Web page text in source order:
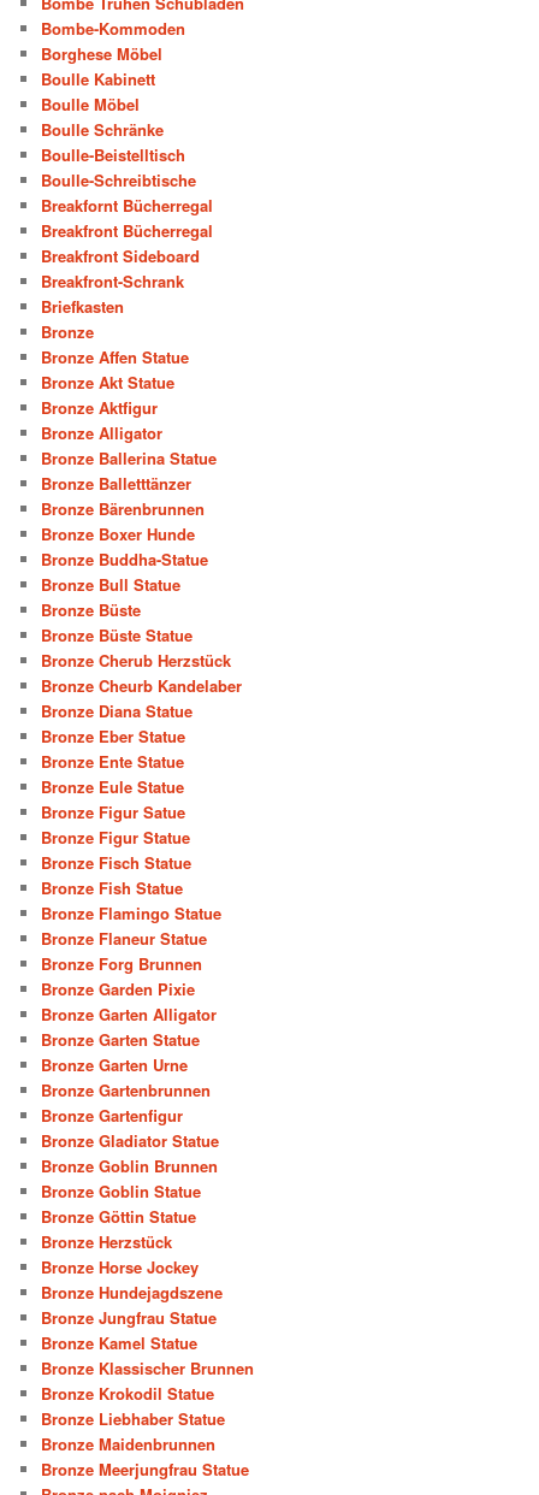
Bombe-Kommoden
Borghese Möbel
Boulle Kabinett
Boulle Möbel
Boulle Schränke
Boulle-Beistelltisch
Boulle-Schreibtische
Breakfornt Bücherregal
Breakfront Bücherregal
Breakfront Sideboard
Breakfront-Schrank
Briefkasten
Bronze
Bronze Affen Statue
Bronze Akt Statue
Bronze Aktfigur
Bronze Alligator
Bronze Ballerina Statue
Bronze Balletttänzer
Bronze Bärenbrunnen
Bronze Boxer Hunde
Bronze Buddha-Statue
Bronze Bull Statue
Bronze Büste
Bronze Büste Statue
Bronze Cherub Herzstück
Bronze Cheurb Kandelaber
Bronze Diana Statue
Bronze Eber Statue
Bronze Ente Statue
Bronze Eule Statue
Bronze Figur Satue
Bronze Figur Statue
Bronze Fisch Statue
Bronze Fish Statue
Bronze Flamingo Statue
Bronze Flaneur Statue
Bronze Forg Brunnen
Bronze Garden Pixie
Bronze Garten Alligator
Bronze Garten Statue
Bronze Garten Urne
Bronze Gartenbrunnen
Bronze Gartenfigur
Bronze Gladiator Statue
Bronze Goblin Brunnen
Bronze Goblin Statue
Bronze Göttin Statue
Bronze Herzstück
Bronze Horse Jockey
Bronze Hundejagdszene
Bronze Jungfrau Statue
Bronze Kamel Statue
Bronze Klassischer Brunnen
Bronze Krokodil Statue
Bronze Liebhaber Statue
Bronze Maidenbrunnen
Bronze Meerjungfrau Statue